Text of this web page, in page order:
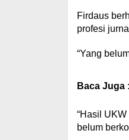
Firdaus
profesi
“Yang
Baca Juga :
“Hasil
belum